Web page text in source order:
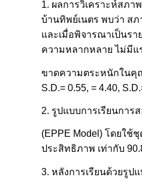
1. ผลการวิเคราะห์สภ
บ้านทิพย์เนตร พบว่า สภ
และเมื่อพิจารณาเป็นร
ความหลากหลาย ไม่มีแ
ขาดความตระหนักในคุณ
S.D.= 0.55, = 4.40,
2. รูปแบบการเรียนกา
(EPPE Model) โดยใ
ประสิทธิภาพ เท่ากับ
3. หลังการเรียนด้วยรูป